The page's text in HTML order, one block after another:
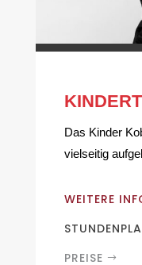
Das Kinder
vielseitig
WEITERE
PREISE